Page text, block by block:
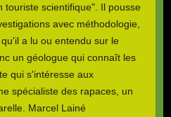
touriste scientifique". Il pousse
avec méthodologie,
a lu ou entendu sur le
un géologue qui connaît les
qui s'intéresse aux
spécialiste des rapaces, un
Marcel Lainé